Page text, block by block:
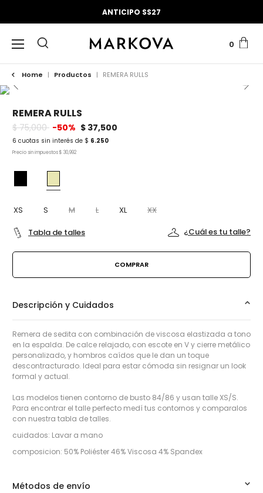
ANTICIPO SS27
0
Home | Productos | REMERA RULLS
REMERA RULLS
$ 75,000 -50% $ 37,500
6 cuotas sin interés de $ 6.250
Precio sin impuestos$ 30,992
XS S M L XL
XX
Tabla de talles
¿Cuál es tu talle?
Descripción y Cuidados
Remera de sedita con combinación de viscosa elastizada a tono
en la espalda. De calce relajado, con escote en V y cierre metálico
personalizado, y hombros caídos que le dan un toque
descontracturado. Ideal para estar cómoda sin resignar un look
formal y actual.
Las modelos tienen contorno de busto 84/86 y usan talle XS/S.
Para encontrar el talle perfecto medí tus contornos y comparalos
con nuestra tabla de talles.
cuidados: Lavar a mano
composicion: 50% Poliéster 46% Viscosa 4% Spandex
Métodos de envío